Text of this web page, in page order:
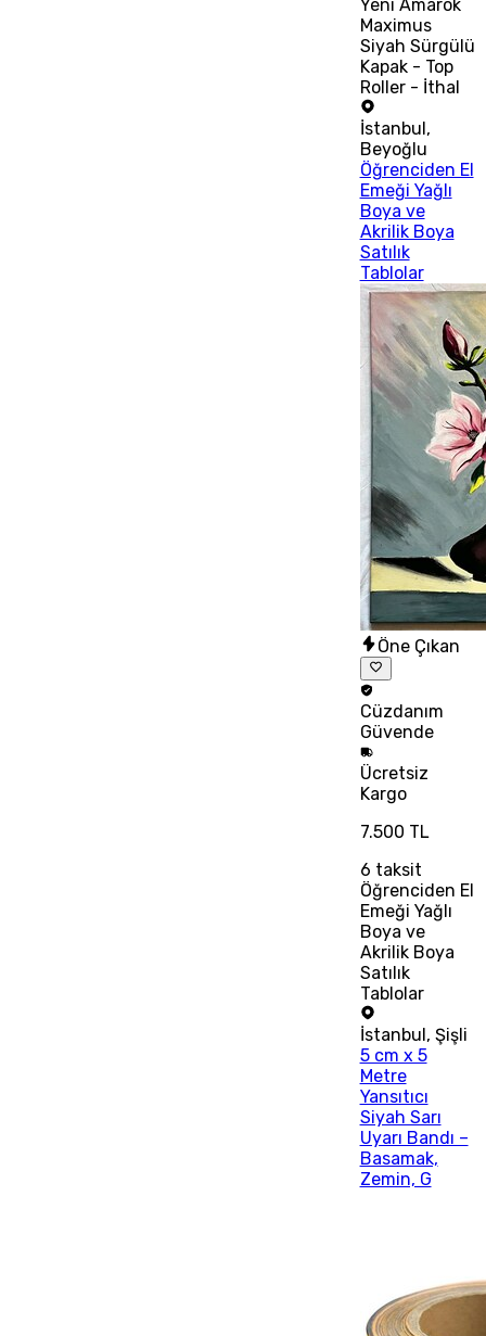
Yeni Amarok
Maximus
Siyah Sürgülü
Kapak - Top
Roller - İthal
İstanbul,
Beyoğlu
Öğrenciden El
Emeği Yağlı
Boya ve
Akrilik Boya
Satılık
Tablolar
Öne Çıkan
Cüzdanım
Güvende
Ücretsiz
Kargo
7.500 TL
6 taksit
Öğrenciden El
Emeği Yağlı
Boya ve
Akrilik Boya
Satılık
Tablolar
İstanbul , Şişli
5 cm x 5
Metre
Yansıtıcı
Siyah Sarı
Uyarı Bandı –
Basamak,
Zemin, G